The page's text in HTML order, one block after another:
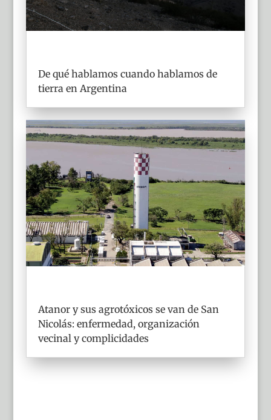
De qué hablamos cuando hablamos de
tierra en Argentina
Atanor y sus agrotóxicos se van de San
Nicolás: enfermedad, organización
vecinal y complicidades